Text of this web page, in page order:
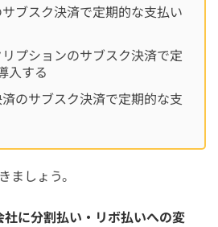
ブスク決済で定期的な支払い
プションのサブスク決済で定
入する
のサブスク決済で定期的な支
ましょう。
に分割払い・リボ払いへの変